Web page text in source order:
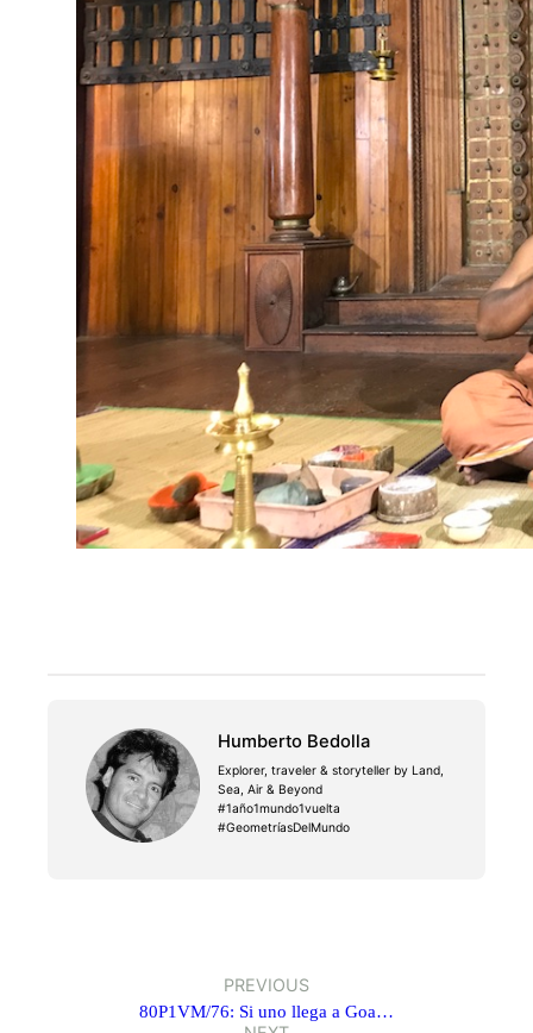
Humberto Bedolla
Explorer, traveler & storyteller by Land,
Sea, Air & Beyond
#1año1mundo1vuelta
#GeometríasDelMundo
PREVIOUS
80P1VM/76: Si uno llega a Goa…